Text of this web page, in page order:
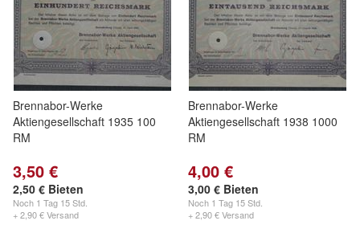
Brennabor-Werke
Aktiengesellschaft 1935 100
RM
3,50 €
2,50 € Bieten
Noch 1 Tag 15 Std.
+ 2,90 € Versand
Brennabor-Werke
Aktiengesellschaft 1938 1000
RM
4,00 €
3,00 € Bieten
Noch 1 Tag 15 Std.
+ 2,90 € Versand